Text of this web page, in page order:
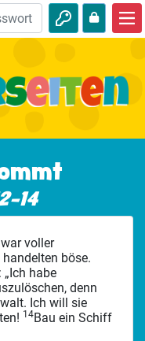
14
voller
böse.
habe
denn
Ich will sie
14Bau ein Schiff